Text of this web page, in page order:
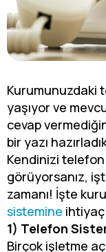
Kurumunuzdaki
yaşıyor ve
cevap
bir yazı
Kendinizi
görüyorsanız,
zamanı! İşte
sistemine
1) Telefon
Birçok işletme